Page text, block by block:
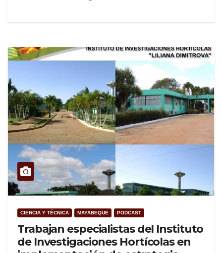
CIENCIA Y TÉCNICA MAYABEQUE PODCAST
Trabajan especialistas del Instituto
de Investigaciones Hortícolas en